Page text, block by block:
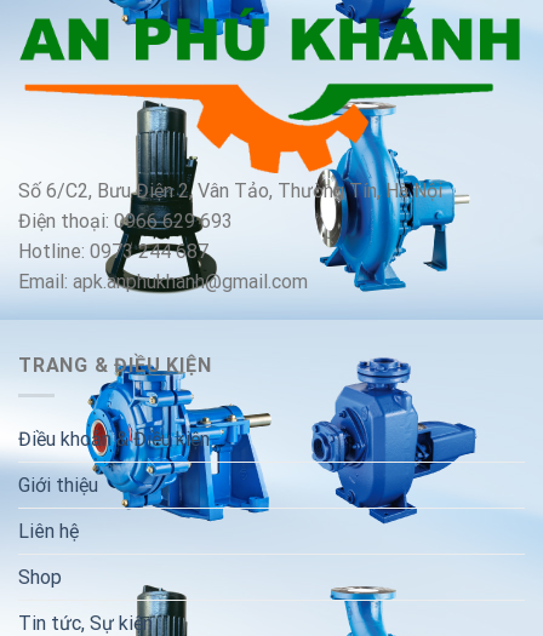
Số 6/C2, Bưu Điện 2, Vân Tảo, Thường Tín, Hà Nội
Điện thoại: 0966 629 693
Hotline: 0973 244 687
Email: apk.anphukhanh@gmail.com
TRANG & ĐIỀU KIỆN
Điều khoản & Điều kiện
Giới thiệu
Liên hệ
Shop
Tin tức, Sự kiện